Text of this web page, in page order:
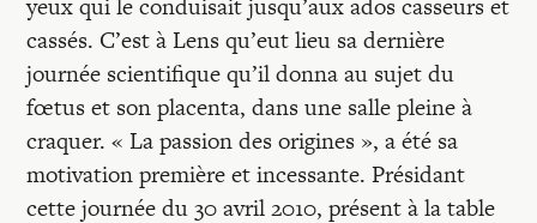
Colloque
Mon panier
yeux qui le conduisait jusqu’aux ados casseurs et
cassés. C’est à Lens qu’eut lieu sa dernière
journée scientifique qu’il donna au sujet du
fœtus et son placenta, dans une salle pleine à
craquer. « La passion des origines », a été sa
motivation première et incessante. Présidant
cette journée du 30 avril 2010, présent à la table